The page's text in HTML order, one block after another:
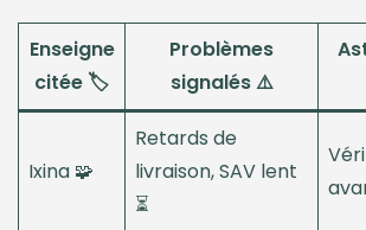
Enseigne
citée 🏷️
Problèmes
signalés ⚠️
Ixina 🧩
Retards de
livraison, SAV lent
⏳